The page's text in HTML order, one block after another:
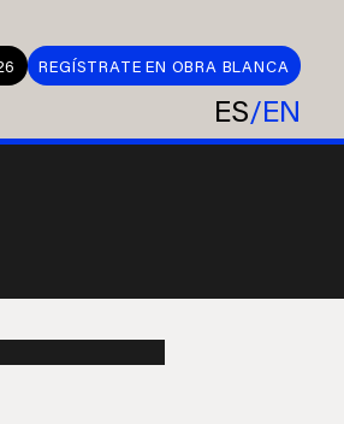
REGÍSTRATE EN OBRA BLANCA
ES EN